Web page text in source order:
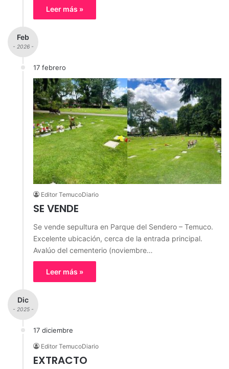
Leer más »
Feb
- 2026 -
17 febrero
Editor TemucoDiario
SE VENDE
Se vende sepultura en Parque del Sendero – Temuco.
Excelente ubicación, cerca de la entrada principal.
Avalúo del cementerio (noviembre…
Leer más »
Dic
- 2025 -
17 diciembre
Editor TemucoDiario
EXTRACTO